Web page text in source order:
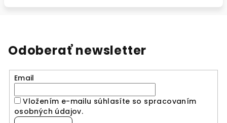
Odoberať newsletter
Email
Vložením e-mailu súhlasíte so spracovaním
osobných údajov.